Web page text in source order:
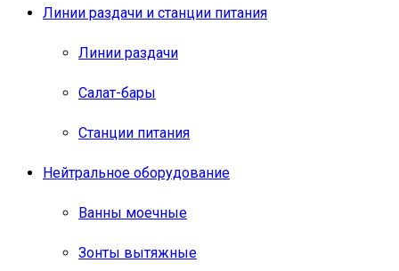
Линии раздачи и станции питания
Линии раздачи
Салат-бары
Станции питания
Нейтральное оборудование
Ванны моечные
Зонты вытяжные